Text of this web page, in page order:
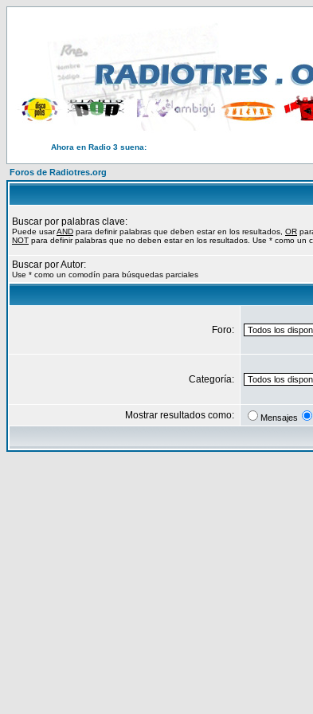
Ahora en Radio 3 suena:
Foros de Radiotres.org
Buscar por palabras clave:
Puede usarAND para definir palabras que deben estar en los resultados, OR
NOT para definir palabras que no deben estar en los resultados. Use * como un
Buscar por Autor:
Use * como un comodín para búsquedas parciales
Foro:
Categoría:
Mostrar resultados como: Mensajes